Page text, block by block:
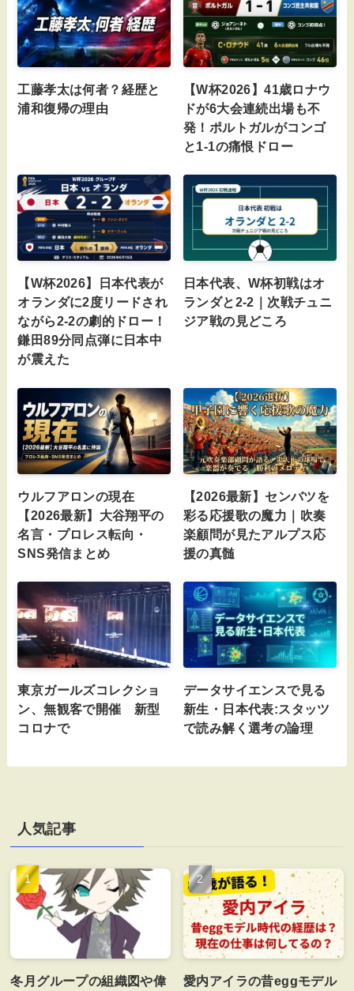
工藤孝太は何者？経歴と
浦和復帰の理由
【W杯2026】41歳ロナウ
ドが6大会連続出場も不
発！ポルトガルがコンゴ
と1-1の痛恨ドロー
【W杯2026】日本代表が
オランダに2度リードされ
ながら2-2の劇的ドロー！
鎌田89分同点弾に日本中
が震えた
日本代表、W杯初戦はオ
ランダと2-2｜次戦チュニ
ジア戦の見どころ
ウルフアロンの現在
【2026最新】大谷翔平の
名言・プロレス転向・
SNS発信まとめ
【2026最新】センバツを
彩る応援歌の魔力｜吹奏
楽顧問が見たアルプス応
援の真髄
東京ガールズコレクショ
ン、無観客で開催 新型
コロナで
データサイエンスで見る
新生・日本代表:スタッツ
で読み解く選考の論理
人気記事
冬月グループの組織図や偉
愛内アイラの昔eggモデル